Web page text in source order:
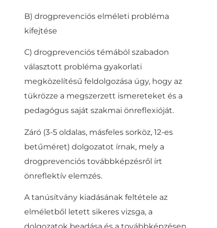
B) drogprevenciós elméleti probléma
kifejtése
C) drogprevenciós témából szabadon
választott probléma gyakorlati
megközelítésű feldolgozása úgy, hogy az
tükrözze a megszerzett ismereteket és a
pedagógus saját szakmai önreflexióját.
Záró (3-5 oldalas, másfeles sorköz, 12-es
betűméret) dolgozatot írnak, mely a
drogprevenciós továbbképzésről írt
önreflektív elemzés.
A tanúsítvány kiadásának feltétele az
elméletből letett sikeres vizsga, a